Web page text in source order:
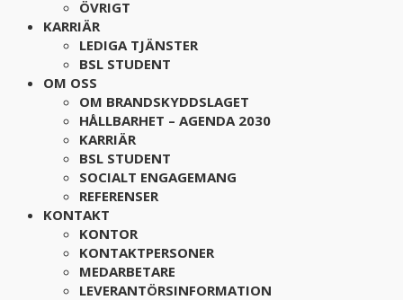
ÖVRIGT
KARRIÄR
LEDIGA TJÄNSTER
BSL STUDENT
OM OSS
OM BRANDSKYDDSLAGET
HÅLLBARHET – AGENDA 2030
KARRIÄR
BSL STUDENT
SOCIALT ENGAGEMANG
REFERENSER
KONTAKT
KONTOR
KONTAKTPERSONER
MEDARBETARE
LEVERANTÖRSINFORMATION